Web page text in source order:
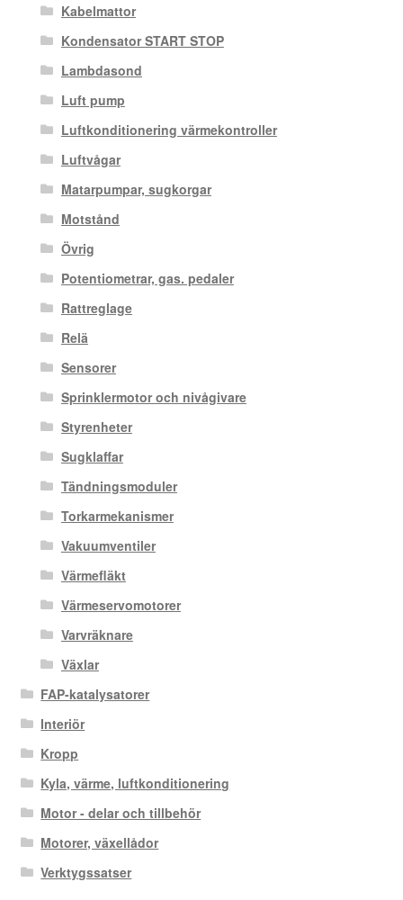
Kabelmattor
Kondensator START STOP
Lambdasond
Luft pump
Luftkonditionering värmekontroller
Luftvågar
Matarpumpar, sugkorgar
Motstånd
Övrig
Potentiometrar, gas. pedaler
Rattreglage
Relä
Sensorer
Sprinklermotor och nivågivare
Styrenheter
Sugklaffar
Tändningsmoduler
Torkarmekanismer
Vakuumventiler
Värmefläkt
Värmeservomotorer
Varvräknare
Växlar
FAP-katalysatorer
Interiör
Kropp
Kyla, värme, luftkonditionering
Motor - delar och tillbehör
Motorer, växellådor
Verktygssatser